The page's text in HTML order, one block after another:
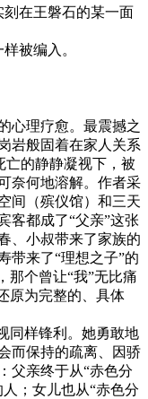
在王磐石的某一面
被编入。
心理疗愈。最震撼之
岩般固着在家人关系
亡的静静凝视下，被
奈何地溶解。作者采
间（殡仪馆）和三天
客都成了“父亲”这张
、小叔带来了家族的
带来了“理想之子”的
个曾让“我”无比痛
原为完整的、具体
同样锋利。她勇敢地
而保持的疏离、因骄
父亲终于从“赤色分
；女儿也从“赤色分